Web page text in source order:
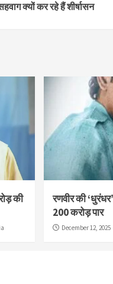
क्यों कर रहे हैं शीर्षासन
की
रणवीर की
200 करोड़ पार
December 12, 2025